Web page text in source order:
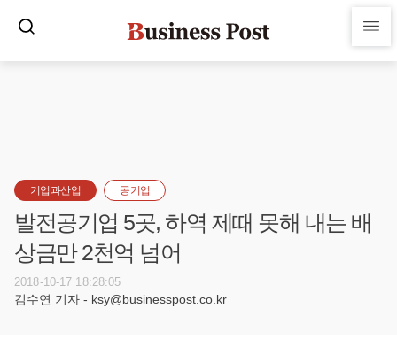
기업과산업 공기업
발전공기업 5곳, 하역 제때 못해 내는 배
상금만 2천억 넘어
2018-10-17 18:28:05
김수연 기자 - ksy@businesspost.co.kr